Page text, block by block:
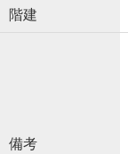
階建
備考